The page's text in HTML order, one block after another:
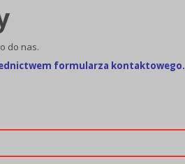
do nas.
formularza kontaktowego.